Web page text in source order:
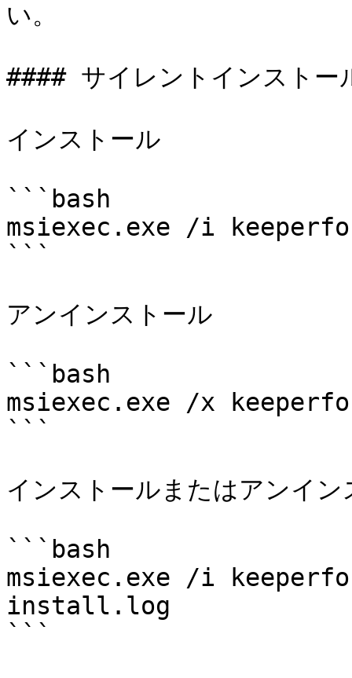
い。
#### サイレントインスト
インストール
```bash
msiexec.exe /i
```
アンインストール
```bash
msiexec.exe /x
```
インストールまたはアンイ
```bash
msiexec.exe /i
install.log
```